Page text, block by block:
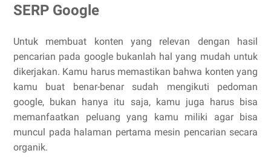
SERP Google
Untuk membuat konten yang relevan dengan hasil
pencarian pada google bukanlah hal yang mudah untuk
dikerjakan. Kamu harus memastikan bahwa konten yang
kamu buat benar-benar sudah mengikuti pedoman
google, bukan hanya itu saja, kamu juga harus bisa
memanfaatkan peluang yang kamu miliki agar bisa
muncul pada halaman pertama mesin pencarian secara
organik.